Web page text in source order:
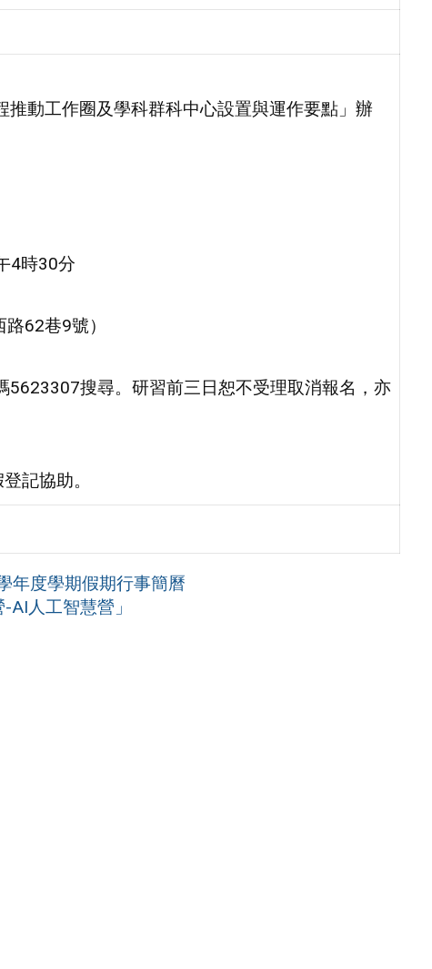
動工作圈及學科群科中心設置與運作要點」辦
4時30分
62巷9號）
搜尋。研習前三日恕不受理取消報名，亦
記協助。
年度學期假期行事簡曆
人工智慧營」